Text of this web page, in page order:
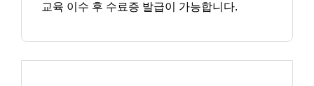
교육 이수 후 수료증 발급이 가능합니다.